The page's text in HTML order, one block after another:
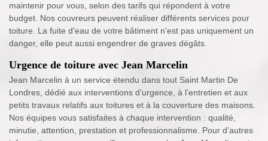
maintenir pour vous, selon des tarifs qui répondent à votre
budget. Nos couvreurs peuvent réaliser différents services pour
toiture. La fuite d'eau de votre bâtiment n'est pas uniquement un
danger, elle peut aussi engendrer de graves dégâts.
Urgence de toiture avec Jean Marcelin
Jean Marcelin à un service étendu dans tout Saint Martin De
Londres, dédié aux interventions d’urgence, à l’entretien et aux
petits travaux relatifs aux toitures et à la couverture des maisons.
Nos équipes vous satisfaites à chaque intervention : qualité,
minutie, attention, prestation et professionnalisme. Pour d’autres